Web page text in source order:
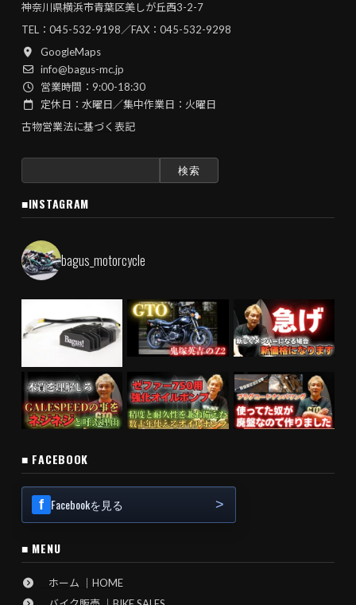
神奈川県横浜市青葉区美しが丘西3-2-7
TEL： 045-532-9198／FAX：045-532-9298
GoogleMaps
info@bagus-mc.jp
営業時間：9:00-18:30
定休日：水曜日／集中作業日：火曜日
古物営業法に基づく表記
■INSTAGRAM
bagus_motorcycle
■ FACEBOOK
Facebookを見る
■ MENU
ホーム ｜HOME